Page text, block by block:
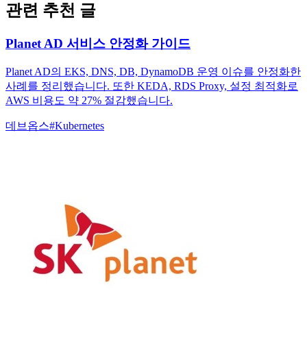
관련 추천 글
Planet AD 서비스 안정화 가이드
Planet AD의 EKS, DNS, DB, DynamoDB 운영 이슈를 안정화한
사례를 정리했습니다. 또한 KEDA, RDS Proxy, 설정 최적화로
AWS 비용도 약 27% 절감했습니다.
데브옵스#Kubernetes